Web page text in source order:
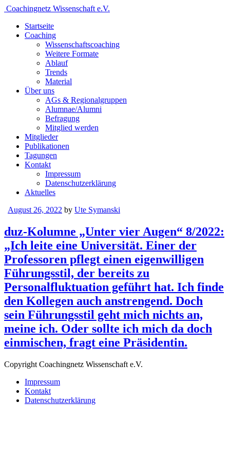
Coachingnetz Wissenschaft e.V.
Startseite
Coaching
Wissenschafts­coaching
Weitere Formate
Ablauf
Trends
Material
Über uns
AGs & Regionalgruppen
Alumnae/Alumni
Befragung
Mitglied werden
Mitglieder
Publikationen
Tagungen
Kontakt
Impressum
Datenschutzerklärung
Aktuelles
August 26, 2022 by Ute Symanski
duz-Kolumne „Unter vier Augen“ 8/2022:
„Ich leite eine Universität. Einer der
Professoren pflegt einen eigenwilligen
Führungsstil, der bereits zu
Personalfluktuation geführt hat. Ich finde
den Kollegen auch anstrengend. Doch
sein Führungsstil geht mich nichts an,
meine ich. Oder sollte ich mich da doch
einmischen, fragt eine Präsidentin.
Copyright Coachingnetz Wissenschaft e.V.
Impressum
Kontakt
Datenschutzerklärung